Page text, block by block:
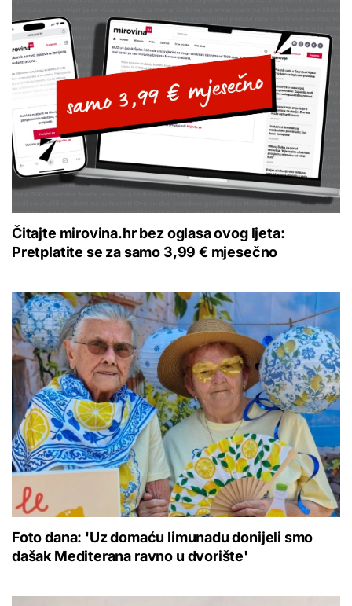
Čitajte mirovina.hr bez oglasa ovog ljeta:
Pretplatite se za samo 3,99 € mjesečno
Foto dana: 'Uz domaću limunadu donijeli smo
dašak Mediterana ravno u dvorište'